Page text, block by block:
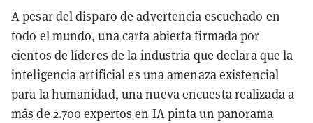
A pesar del disparo de advertencia escuchado en
todo el mundo, una carta abierta firmada por
cientos de líderes de la industria que declara que la
inteligencia artificial es una amenaza existencial
para la humanidad, una nueva encuesta realizada a
más de 2.700 expertos en IA pinta un panorama